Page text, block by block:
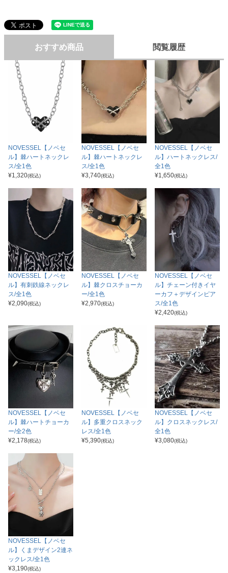
おすすめ商品 閲覧履歴
NOVESSEL【ノベセ
ル】棘ハートネックレ
ス/全1色
¥1,320(税込)
NOVESSEL【ノベセ
ル】棘ハートネックレ
ス/全1色
¥3,740(税込)
NOVESSEL【ノベセ
ル】ハートネックレス/
全1色
¥1,650(税込)
NOVESSEL【ノベセ
ル】有刺鉄線ネックレ
ス/全1色
¥2,090(税込)
NOVESSEL【ノベセ
ル】棘クロスチョーカ
ー/全1色
¥2,970(税込)
NOVESSEL【ノベセ
ル】チェーン付きイヤ
ーカフ＋デザインピア
ス/全1色
¥2,420(税込)
NOVESSEL【ノベセ
ル】棘ハートチョーカ
ー/全2色
¥2,178(税込)
NOVESSEL【ノベセ
ル】多重クロスネック
レス/全1色
¥5,390(税込)
NOVESSEL【ノベセ
ル】クロスネックレス/
全1色
¥3,080(税込)
NOVESSEL【ノベセ
ル】くまデザイン2連ネ
ックレス/全1色
¥3,190(税込)